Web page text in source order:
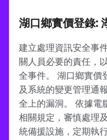
湖口鄉實價登錄:
建立處理資訊安全事
關人員必要的責任，
全事件。 湖口鄉實價
及系統的變更管理通
全上的漏洞。 依據電
相關規定，審慎處理
統備援設施，定期執